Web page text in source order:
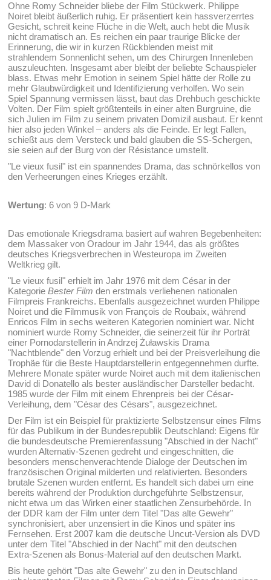
Ohne Romy Schneider bliebe der Film Stückwerk. Philippe
Noiret bleibt äußerlich ruhig. Er präsentiert kein hassverzerrtes
Gesicht, schreit keine Flüche in die Welt, auch hebt die Musik
nicht dramatisch an. Es reichen ein paar traurige Blicke der
Erinnerung, die wir in kurzen Rückblenden meist mit
strahlendem Sonnenlicht sehen, um des Chirurgen Innenleben
auszuleuchten. Insgesamt aber bleibt der beliebte Schauspieler
blass. Etwas mehr Emotion in seinem Spiel hätte der Rolle zu
mehr Glaubwürdigkeit und Identifizierung verholfen. Wo sein
Spiel Spannung vermissen lässt, baut das Drehbuch geschickte
Volten. Der Film spielt größtenteils in einer alten Burgruine, die
sich Julien im Film zu seinem privaten Domizil ausbaut. Er kennt
hier also jeden Winkel – anders als die Feinde. Er legt Fallen,
schießt aus dem Versteck und bald glauben die SS-Schergen,
sie seien auf der Burg von der Résistance umstellt.
"Le vieux fusil" ist ein spannendes Drama, das schnörkellos von
den Verheerungen eines Krieges erzählt.
Wertung: 6 von 9 D-Mark
Das emotionale Kriegsdrama basiert auf wahren Begebenheiten:
dem Massaker von Oradour im Jahr 1944, das als größtes
deutsches Kriegsverbrechen in Westeuropa im Zweiten
Weltkrieg gilt.
"Le vieux fusil" erhielt im Jahr 1976 mit dem César in der
KategorieBester Film den erstmals verliehenen nationalen
Filmpreis Frankreichs. Ebenfalls ausgezeichnet wurden Philippe
Noiret und die Filmmusik von François de Roubaix, während
Enricos Film in sechs weiteren Kategorien nominiert war. Nicht
nominiert wurde Romy Schneider, die seinerzeit für ihr Porträt
einer Pornodarstellerin in Andrzej Żuławskis Drama
"Nachtblende" den Vorzug erhielt und bei der Preisverleihung die
Trophäe für die Beste Hauptdarstellerin entgegennehmen durfte.
Mehrere Monate später wurde Noiret auch mit dem italienischen
David di Donatello als bester ausländischer Darsteller bedacht.
1985 wurde der Film mit einem Ehrenpreis bei der César-
Verleihung, dem "César des Césars", ausgezeichnet.
Der Film ist ein Beispiel für praktizierte Selbstzensur eines Films
für das Publikum in der Bundesrepublik Deutschland: Eigens für
die bundesdeutsche Premierenfassung "Abschied in der Nacht"
wurden Alternativ-Szenen gedreht und eingeschnitten, die
besonders menschenverachtende Dialoge der Deutschen im
französischen Original milderten und relativierten. Besonders
brutale Szenen wurden entfernt. Es handelt sich dabei um eine
bereits während der Produktion durchgeführte Selbstzensur,
nicht etwa um das Wirken einer staatlichen Zensurbehörde. In
der DDR kam der Film unter dem Titel "Das alte Gewehr"
synchronisiert, aber unzensiert in die Kinos und später ins
Fernsehen. Erst 2007 kam die deutsche Uncut-Version als DVD
unter dem Titel "Abschied in der Nacht" mit den deutschen
Extra-Szenen als Bonus-Material auf den deutschen Markt.
Bis heute gehört "Das alte Gewehr" zu den in Deutschland